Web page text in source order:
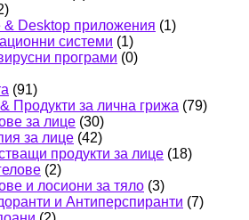
& Desktop приложения (1)
системи (1)
програми (0)
(91)
Продукти за лична грижа (79)
за лице (30)
за лице (42)
продукти за лице (18)
(2)
и лосиони за тяло (3)
и Антиперспиранти (7)